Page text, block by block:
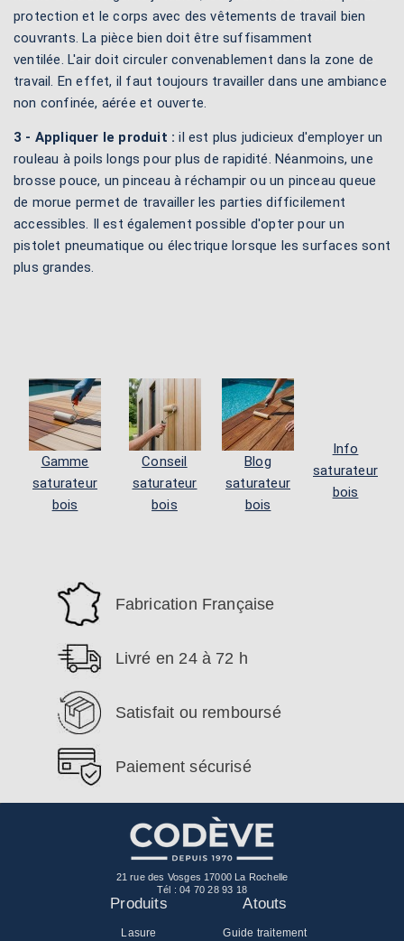
protection et le corps avec des vêtements de travail bien
couvrants. La pièce bien doit être suffisamment
ventilée. L'air doit circuler convenablement dans la zone de
travail. En effet, il faut toujours travailler dans une ambiance
non confinée, aérée et ouverte.
3 - Appliquer le produit : il est plus judicieux d'employer un
rouleau à poils longs pour plus de rapidité. Néanmoins, une
brosse pouce, un pinceau à réchampir ou un pinceau queue
de morue permet de travailler les parties difficilement
accessibles. Il est également possible d'opter pour un
pistolet pneumatique ou électrique lorsque les surfaces sont
plus grandes.
Gamme
saturateur
bois
Conseil
saturateur
bois
Blog
saturateur
bois
Info
saturateur
bois
Fabrication Française
Livré en 24 à 72 h
Satisfait ou remboursé
Paiement sécurisé
21 rue des Vosges 17000 La Rochelle
Tél :04 70 28 93 18
Produits
Lasure
Atouts
Guide traitement